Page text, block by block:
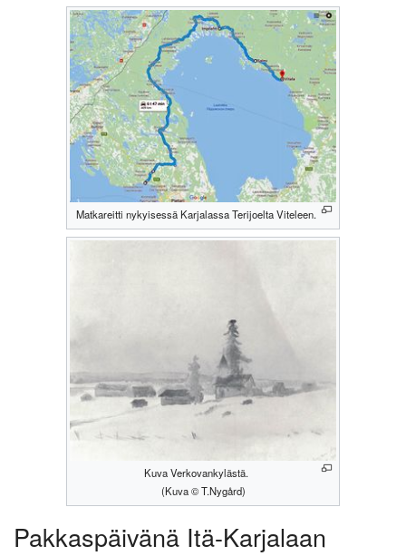
Matkareitti nykyisessä Karjalassa Terijoelta Viteleen.
Kuva Verkovankylästä.
(Kuva © T.Nygård)
Pakkaspäivänä Itä-Karjalaan